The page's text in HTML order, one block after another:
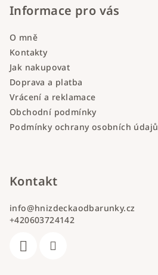
Informace pro vás
O mně
Kontakty
Jak nakupovat
Doprava a platba
Vrácení a reklamace
Obchodní podmínky
Podmínky ochrany osobních údajů
Kontakt
info@hnizdeckaodbarunky.cz
+420603724142